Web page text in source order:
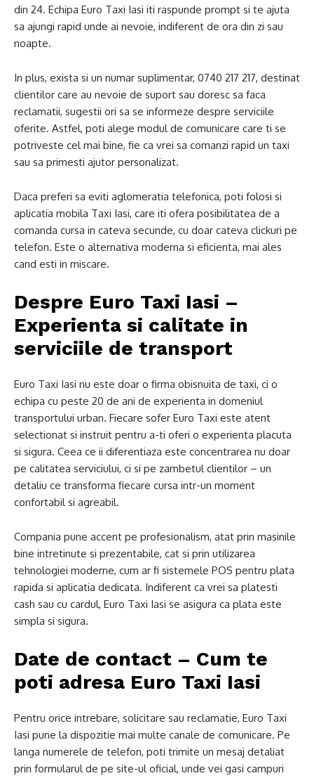
din 24. Echipa Euro Taxi Iasi iti raspunde prompt si te ajuta
sa ajungi rapid unde ai nevoie, indiferent de ora din zi sau
noapte.
In plus, exista si un numar suplimentar, 0740 217 217, destinat
clientilor care au nevoie de suport sau doresc sa faca
reclamatii, sugestii ori sa se informeze despre serviciile
oferite. Astfel, poti alege modul de comunicare care ti se
potriveste cel mai bine, fie ca vrei sa comanzi rapid un taxi
sau sa primesti ajutor personalizat.
Daca preferi sa eviti aglomeratia telefonica, poti folosi si
aplicatia mobila Taxi Iasi, care iti ofera posibilitatea de a
comanda cursa in cateva secunde, cu doar cateva clickuri pe
telefon. Este o alternativa moderna si eficienta, mai ales
cand esti in miscare.
Despre Euro Taxi Iasi –
Experienta si calitate in
serviciile de transport
Euro Taxi Iasi nu este doar o firma obisnuita de taxi, ci o
echipa cu peste 20 de ani de experienta in domeniul
transportului urban. Fiecare sofer Euro Taxi este atent
selectionat si instruit pentru a-ti oferi o experienta placuta
si sigura. Ceea ce ii diferentiaza este concentrarea nu doar
pe calitatea serviciului, ci si pe zambetul clientilor – un
detaliu ce transforma fiecare cursa intr-un moment
confortabil si agreabil.
Compania pune accent pe profesionalism, atat prin masinile
bine intretinute si prezentabile, cat si prin utilizarea
tehnologiei moderne, cum ar fi sistemele POS pentru plata
rapida si aplicatia dedicata. Indiferent ca vrei sa platesti
cash sau cu cardul, Euro Taxi Iasi se asigura ca plata este
simpla si sigura.
Date de contact – Cum te
poti adresa Euro Taxi Iasi
Pentru orice intrebare, solicitare sau reclamatie, Euro Taxi
Iasi pune la dispozitie mai multe canale de comunicare. Pe
langa numerele de telefon, poti trimite un mesaj detaliat
prin formularul de pe site-ul oficial, unde vei gasi campuri